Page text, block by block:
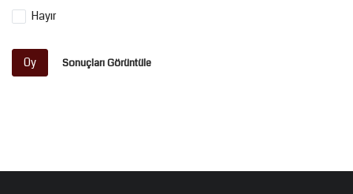
Hayır
Oy Sonuçları Görüntüle